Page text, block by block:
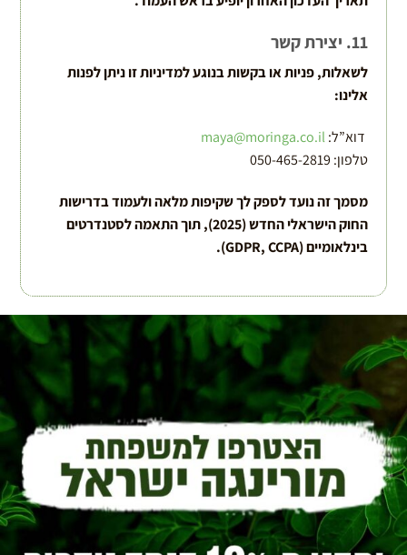
11. יצירת קשר
לשאלות, פניות או בקשות בנוגע למדיניות זו ניתן לפנות
אלינו:
דוא”ל:maya@moringa.co.il
טלפון: 050-465-2819⁩
מסמך זה נועד לספק לך שקיפות מלאה ולעמוד בדרישות
החוק הישראלי החדש (2025), תוך התאמה לסטנדרטים
בינלאומיים(GDPR, CCPA).